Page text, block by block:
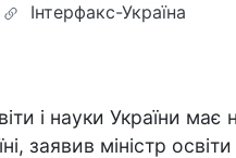
Інтерфакс-Україна
і науки України
заявив міністр